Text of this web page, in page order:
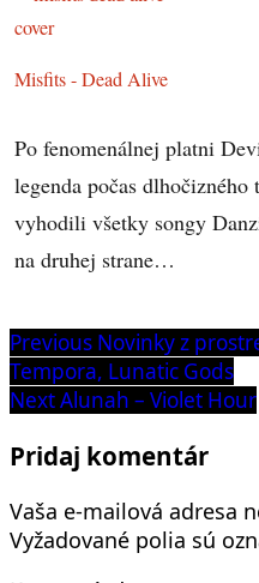
Misfits - Dead Alive
Po fenomenálnej platni
legenda počas
vyhodili všetky songy
na druhej strane…
Navigácia
v
článku
Previous Previous
post:
Novinky z
Tempora, Lunatic Gods
Next Next
Alunah – Violet Hour
Pridaj komentár
Vaša e-mailová adresa
Vyžadované polia sú